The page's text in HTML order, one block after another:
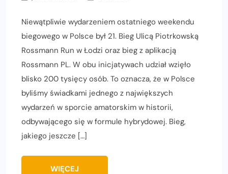
Niewątpliwie wydarzeniem ostatniego weekendu
biegowego w Polsce był 21. Bieg Ulicą Piotrkowską
Rossmann Run w Łodzi oraz bieg z aplikacją
Rossmann PL. W obu inicjatywach udział wzięło
blisko 200 tysięcy osób. To oznacza, że w Polsce
byliśmy świadkami jednego z największych
wydarzeń w sporcie amatorskim w historii,
odbywającego się w formule hybrydowej. Bieg,
jakiego jeszcze […]
WIĘCEJ